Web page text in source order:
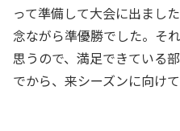
って準備して大会に出まし
念ながら準優勝でした。そ
思うので、満足できている
でから、来シーズンに向けて